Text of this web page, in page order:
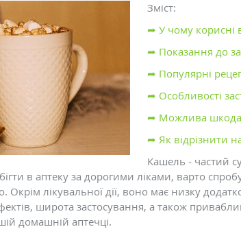
Зміст:
➦ У чому корисні
➦ Показання до
➦ Популярні
➦ Особливості
➦ Можлива шкода
➦ Як відрізнити
Кашель - частий
в аптеку за дорогими ліками, варто
Окрім лікувальної дії, воно має низку
широта застосування, а також
домашній аптечці.